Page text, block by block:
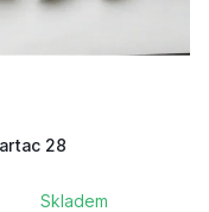
28
Skladem